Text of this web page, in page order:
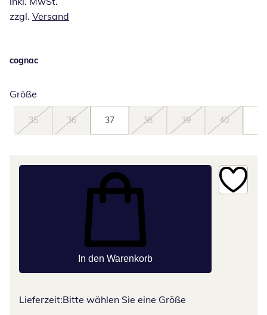
zzgl. Versand
cognac
Größe
35 36 37 38 39 40
In den Warenkorb
Lieferzeit:Bitte wählen Sie eine Größe